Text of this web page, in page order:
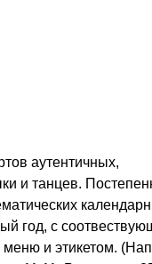
аутентичных,
и танцев.
год, с
и этикетом.